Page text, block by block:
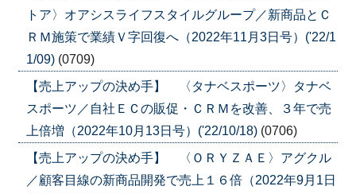
トア〉オアシスライフスタイルグループ／新商品とＣ
ＲＭ施策で業績Ｖ字回復へ（2022年11月3日号）('22/1
1/09) (0709)
【売上アップの決め手】 〈タナベスポーツ〉タナベ
スポーツ／自社ＥＣの販促・ＣＲＭを改善、３年で売
上倍増（2022年10月13日号）('22/10/18) (0706)
【売上アップの決め手】 〈ＯＲＹＺＡＥ〉アグクル
／顧客目線の新商品開発で売上１６倍（2022年9月1日